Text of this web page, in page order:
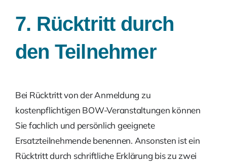
7. Rücktritt durch
den Teilnehmer
Bei Rücktritt von der Anmeldung zu
kostenpflichtigen BOW-Veranstaltungen können
Sie fachlich und persönlich geeignete
Ersatzteilnehmende benennen. Ansonsten ist ein
Rücktritt durch schriftliche Erklärung bis zu zwei